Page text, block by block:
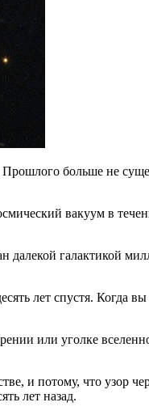
больше не
вакуум в
далекой галактикой
лет спустя. Когда
или уголке
и потому, что узор
лет назад.